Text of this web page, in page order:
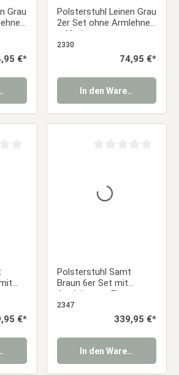
Grau
Preis:
€*
Polsterstuhl Leinen Grau
2er Set ohne Armlehnen
– Moderne
Esszimmerstühle
2330
Regulärer Preis:
74,95 €*
In den Warenkorb
Preis:
€*
Polsterstuhl Samt
Braun 6er Set mit
Armlehnen – Elegante
Esszimmerstühle
2347
Regulärer Preis:
339,95 €*
In den Warenkorb